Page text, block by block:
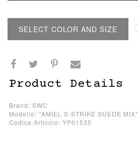
SELECT COLOR AND SIZE
Product Details
Brand: SWC
Modello: "AMIEL S-STRIKE SUEDE MIX"
Codice Articolo: YP01535